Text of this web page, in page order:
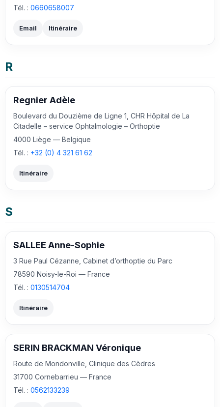
Tél. : 0660658007
Email Itinéraire
R
Regnier Adèle
Boulevard du Douzième de Ligne 1, CHR Hôpital de La
Citadelle – service Ophtalmologie – Orthoptie
4000 Liège — Belgique
Tél. : +32 (0) 4 321 61 62
Itinéraire
S
SALLEE Anne-Sophie
3 Rue Paul Cézanne, Cabinet d’orthoptie du Parc
78590 Noisy-le-Roi — France
Tél. : 0130514704
Itinéraire
SERIN BRACKMAN Véronique
Route de Mondonville, Clinique des Cèdres
31700 Cornebarrieu — France
Tél. : 0562133239